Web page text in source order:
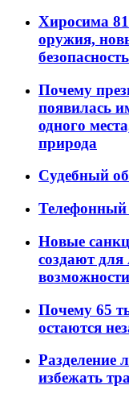
Хиросима 81
оружия,
Почему
появилась
одного
природа
Судебный
Телефонный
Новые
создают
возможности
Почему 65
остаются
Разделение
избежать